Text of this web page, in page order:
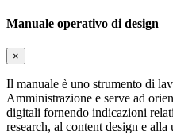
Manuale operativo di design
×
Il manuale è uno strumento di
Amministrazione e serve ad
digitali fornendo indicazioni
research, al content design e alla